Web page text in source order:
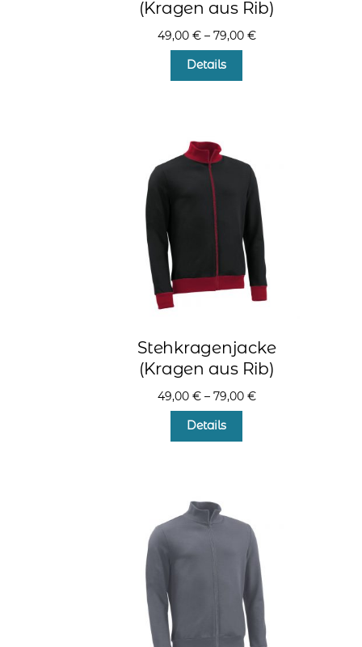
(Kragen aus Rib)
49,00 €– 79,00 €
Details
Die
Optionen
können
auf
Produktseite
gewählt
werden
Stehkragenjacke
(Kragen aus Rib)
49,00 €– 79,00 €
Details
Die
Optionen
können
auf
der
Produktseite
gewählt
werden